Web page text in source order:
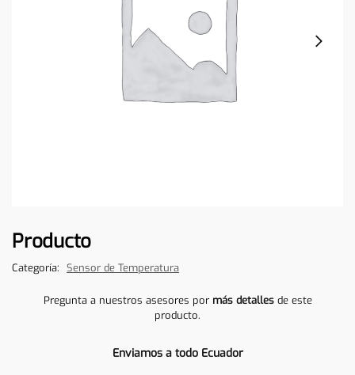
Producto
Categoría: Sensor de Temperatura
Pregunta a nuestros asesores por más detallesde este
producto.
Enviamos a todo Ecuador